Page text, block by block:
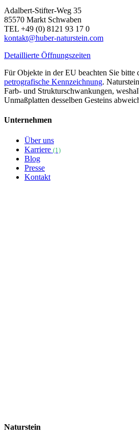
Adalbert-Stifter-Weg 35
85570 Markt Schwaben
TEL +49 (0) 8121 93 17 0
kontakt@huber-naturstein.com
Detaillierte Öffnungszeiten
Für Objekte in der EU beachten Sie bitte
petrografische Kennzeichnung.
Farb- und Strukturschwankungen,
Unmaßplatten desselben Gesteins
Unternehmen
Über uns
Karriere (1)
Blog
Presse
Kontakt
Naturstein